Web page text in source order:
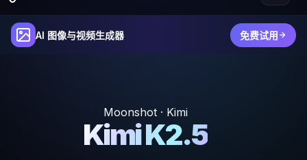
AI 图像与视频生成器 免费试用
Moonshot · Kimi
Kimi K2.5